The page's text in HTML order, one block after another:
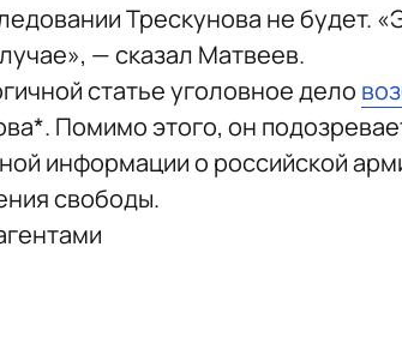
Трескунова не будет.
— сказал Матвеев.
статье уголовное дело
Помимо этого, он
информации о российской
свободы.